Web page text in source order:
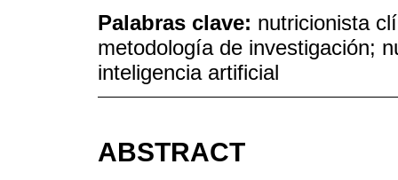
Palabras clave: nutricionista
metodología de investigación;
inteligencia artificial
ABSTRACT